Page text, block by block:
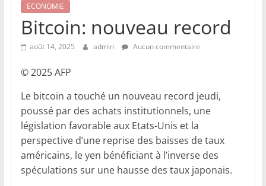
ECONOMIE
Bitcoin: nouveau record
août 14, 2025 admin Aucun commentaire
© 2025 AFP
Le bitcoin a touché un nouveau record jeudi,
poussé par des achats institutionnels, une
législation favorable aux Etats-Unis et la
perspective d’une reprise des baisses de taux
américains, le yen bénéficiant à l’inverse des
spéculations sur une hausse des taux japonais.